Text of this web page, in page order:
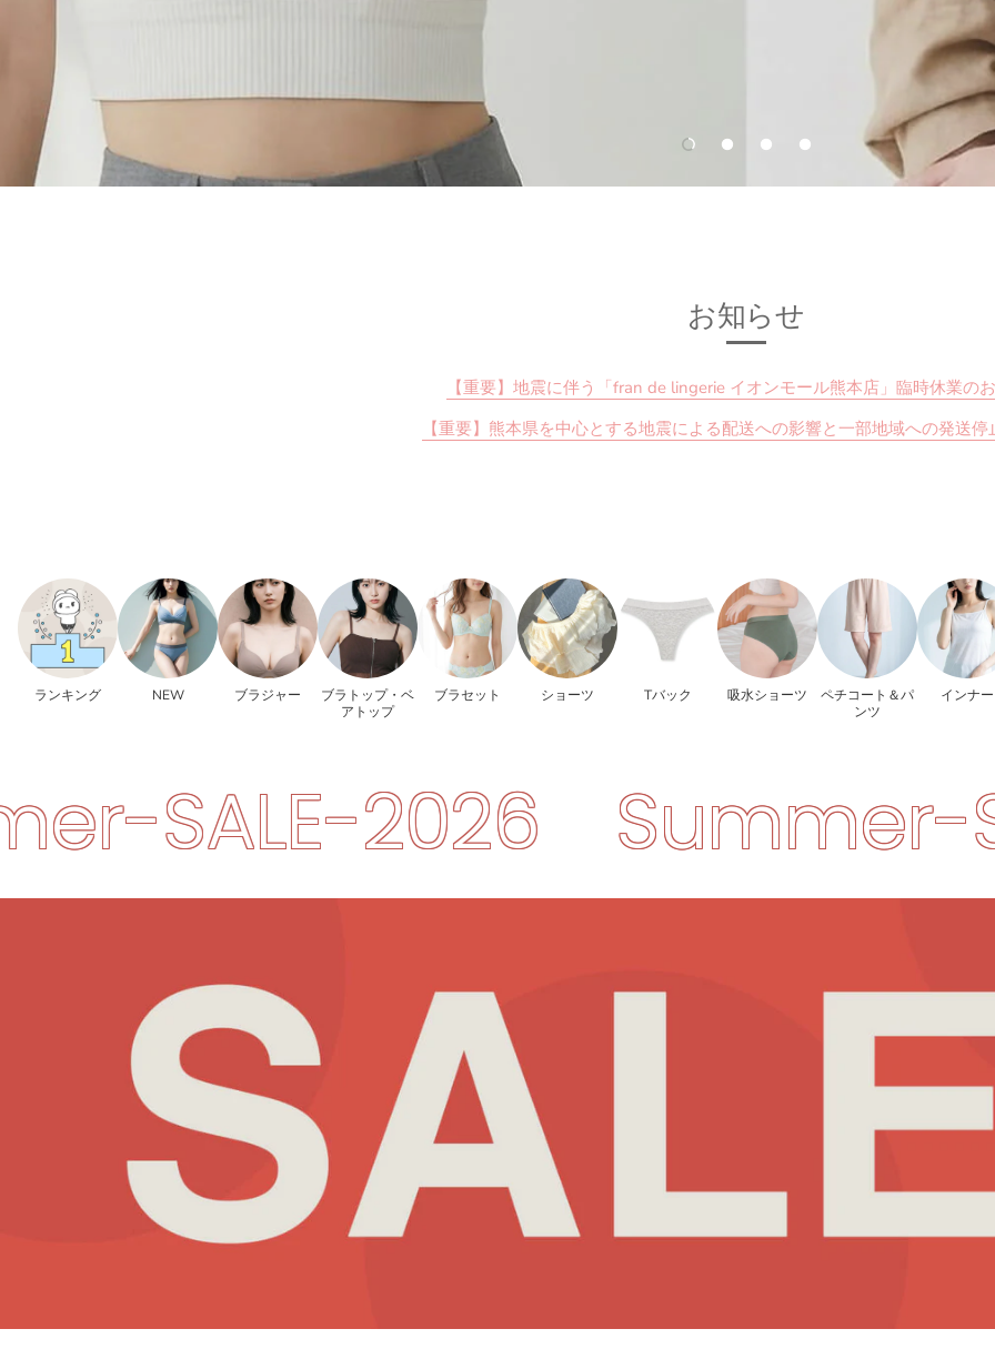
お知らせ
【重要】地震に伴う「fran de lingerie イオンモール熊本店」臨時休業の
【重要】熊本県を中心とする地震による配送への影響と一部地域への発送停
ランキング NEW ブラジャー
ブラトップ・ベ
アトップ
ブラセット ショーツ Tバック 吸水ショーツ
ペチコート＆パ
ンツ
インナー
2026 Summer-SALE-